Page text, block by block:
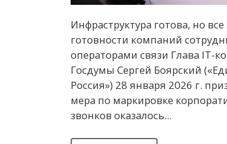
Инфраструктура готова, но все
готовности компаний
операторами связи Глава IT-
Госдумы Сергей Боярский
Россия») 28 января 2026 г.
мера по маркировке
звонков оказалось...